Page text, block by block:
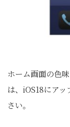
ホーム画面の色
は、iOS18にア
さい。